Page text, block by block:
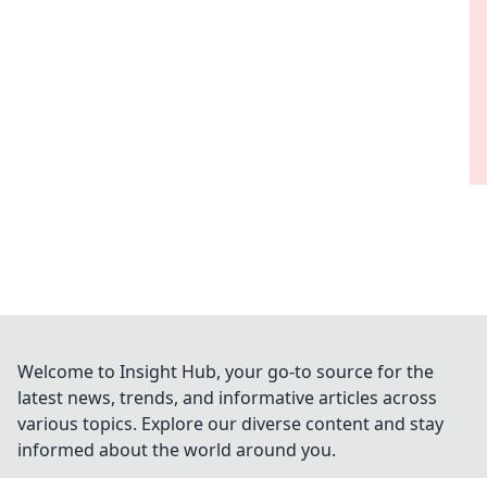
Welcome to Insight Hub, your go-to source for the
latest news, trends, and informative articles across
various topics. Explore our diverse content and stay
informed about the world around you.